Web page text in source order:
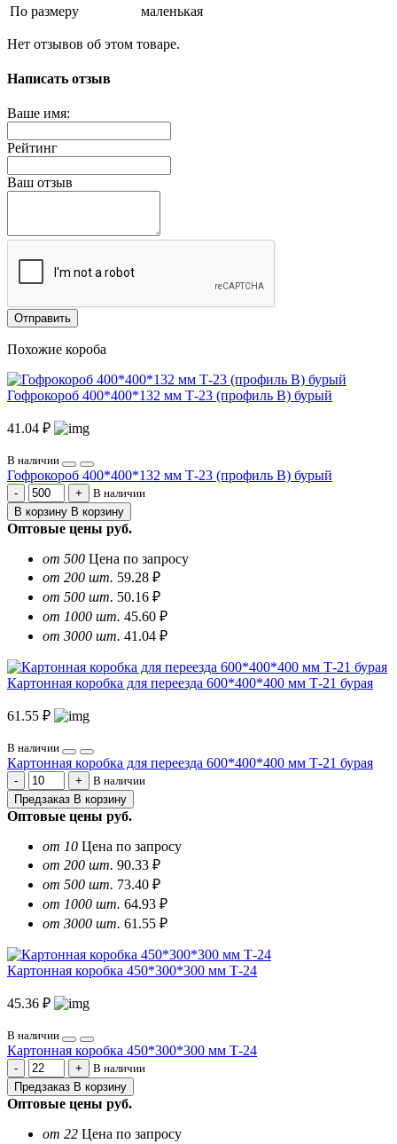
По размеру
маленькая
Нет отзывов об этом товаре.
Написать отзыв
Ваше имя:
Рейтинг
Ваш отзыв
Отправить
Похожие короба
Гофрокороб 400*400*132 мм Т-23 (профиль B) бурый
41.04 ₽
В наличии
Гофрокороб 400*400*132 мм Т-23 (профиль B) бурый
В наличии
В корзину В корзину
Оптовые цены руб.
от 500 Цена по запросу
от 200 шт. 59.28 ₽
от 500 шт. 50.16 ₽
от 1000 шт. 45.60 ₽
от 3000 шт. 41.04 ₽
Картонная коробка для переезда 600*400*400 мм Т-21 бурая
61.55 ₽
В наличии
Картонная коробка для переезда 600*400*400 мм Т-21 бурая
В наличии
Предзаказ В корзину
Оптовые цены руб.
от 10 Цена по запросу
от 200 шт. 90.33 ₽
от 500 шт. 73.40 ₽
от 1000 шт. 64.93 ₽
от 3000 шт. 61.55 ₽
Картонная коробка 450*300*300 мм Т-24
45.36 ₽
В наличии
Картонная коробка 450*300*300 мм Т-24
В наличии
Предзаказ В корзину
Оптовые цены руб.
от 22 Цена по запросу